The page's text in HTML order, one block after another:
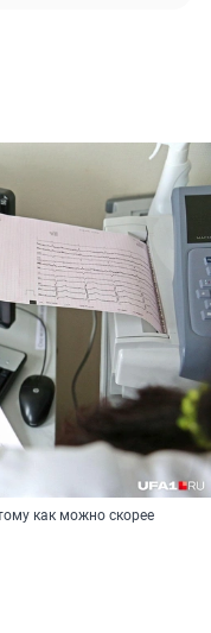
как можно скорее